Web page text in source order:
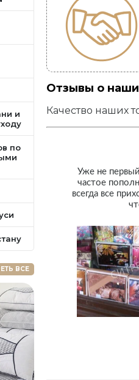
Отзывы о
Качество наших
Уже не
частое
всегда все
и
по
ВСЕ